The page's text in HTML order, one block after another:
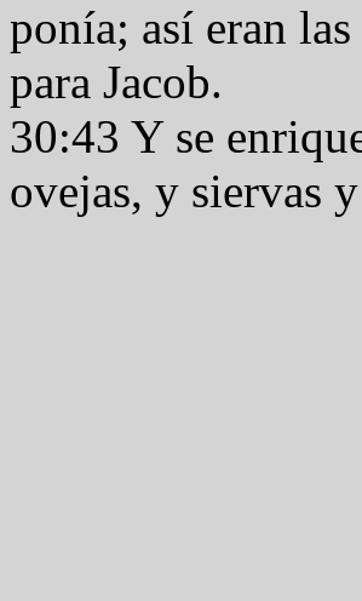
ponía; así eran
para Jacob.
30:43 Y se
ovejas, y siervas